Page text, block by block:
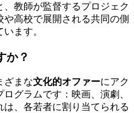
教師が監督するプロジェク
や高校で展開される共同の側
ます。
か？
ざまな文化的オファーにアク
グラムです：映画、演劇、
、各若者に割り当てられる